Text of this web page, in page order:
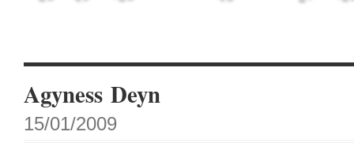
Agyness Deyn
15/01/2009